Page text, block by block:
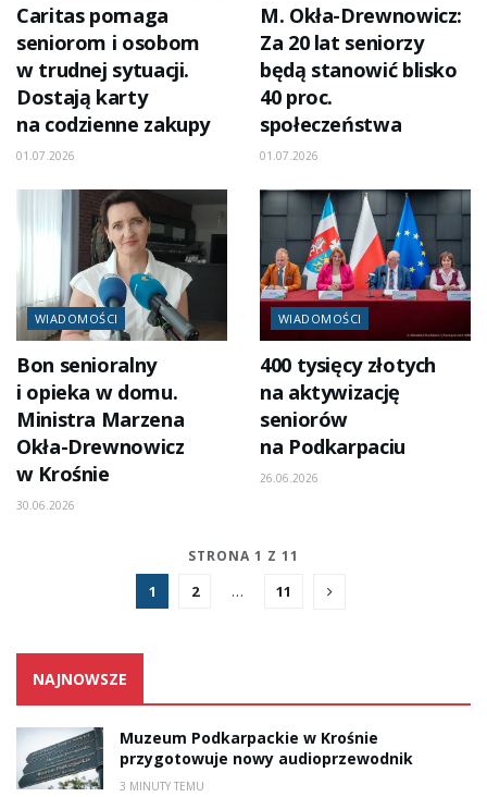
Caritas pomaga
seniorom i osobom
w trudnej sytuacji.
Dostają karty
na codzienne zakupy
01.07.2026
M. Okła-Drewnowicz:
Za 20 lat seniorzy
będą stanowić blisko
40 proc.
społeczeństwa
01.07.2026
WIADOMOŚCI
Bon senioralny
i opieka w domu.
Ministra Marzena
Okła-Drewnowicz
w Krośnie
30.06.2026
WIADOMOŚCI
400 tysięcy złotych
na aktywizację
seniorów
na Podkarpaciu
26.06.2026
STRONA 1 Z 11
1 2 … 11
NAJNOWSZE
Muzeum Podkarpackie w Krośnie
przygotowuje nowy audioprzewodnik
3 MINUTY TEMU